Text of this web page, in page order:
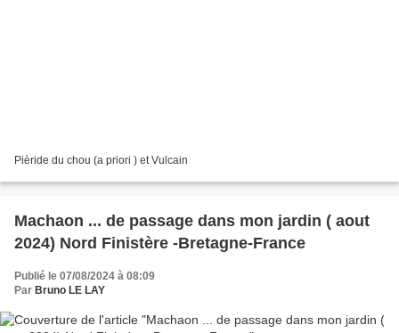
Pièride du chou (a priori ) et Vulcain
Machaon ... de passage dans mon jardin ( aout
2024) Nord Finistère -Bretagne-France
Publié le 07/08/2024 à 08:09
Par Bruno LE LAY